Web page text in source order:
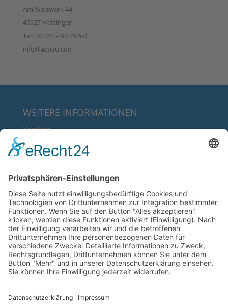
Am Walzwerk 44
45527 Hattingen
Tel.: 02324 – 90 29 5-0
info@azbau.com
WEITERE INFORMATIONEN
Karriere
Über uns
Downloads
RECHTLICHE INFORMATIONEN
AGB’s
Datenschutz
Impressum